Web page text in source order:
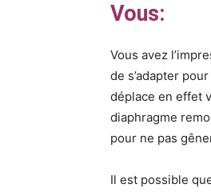
Vous:
Vous avez
de s’adapter
déplace en effet
diaphragme
pour ne pas
Il est possible